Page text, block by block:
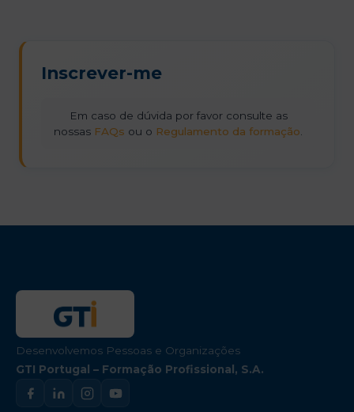
Inscrever-me
Em caso de dúvida por favor consulte as
nossas FAQs ou o Regulamento da formação
Desenvolvemos Pessoas e Organizações
GTI Portugal – Formação Profissional, S.A.